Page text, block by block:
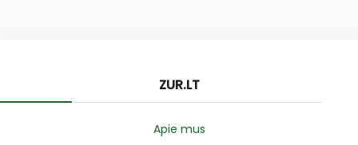
ZUR.LT
Apie mus